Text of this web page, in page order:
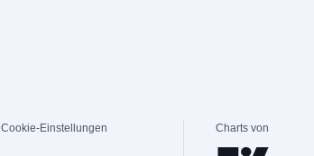
Cookie-Einstellungen Charts von